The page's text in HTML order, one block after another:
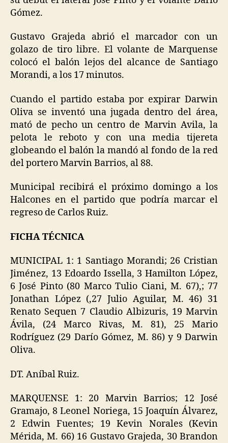
Gómez.
Gustavo Grajeda abrió el marcador con un
golazo de tiro libre. El volante de Marquense
colocó el balón lejos del alcance de Santiago
Morandi, a los 17 minutos.
Cuando el partido estaba por expirar Darwin
Oliva se inventó una jugada dentro del área,
mató de pecho un centro de Marvin Avila, la
pelota le reboto y con una media tijereta
globeando el balón la mandó al fondo de la red
del portero Marvin Barrios, al 88.
Municipal recibirá el próximo domingo a los
Halcones en el partido que podría marcar el
regreso de Carlos Ruiz.
FICHA TÉCNICA
MUNICIPAL 1: 1 Santiago Morandi; 26 Cristian
Jiménez, 13 Edoardo Issella, 3 Hamilton López,
6 José Pinto (80 Marco Tulio Ciani, M. 67),; 77
Jonathan López (,27 Julio Aguilar, M. 46) 31
Renato Sequen 7 Claudio Albizuris, 19 Marvin
Ávila, (24 Marco Rivas, M. 81), 25 Mario
Rodríguez (29 Darío Gómez, M. 86) y 9 Darwin
Oliva.
DT. Aníbal Ruiz.
MARQUENSE 1: 20 Marvin Barrios; 12 José
Gramajo, 8 Leonel Noriega, 15 Joaquín Álvarez,
2 Edwin Fuentes; 19 Kevin Norales (Kevin
Mérida, M. 66) 16 Gustavo Grajeda, 30 Brandon